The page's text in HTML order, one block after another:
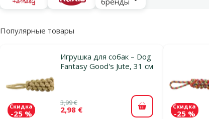
Популярные товары
Игрушка для собак – Dog
Fantasy Good's Jute, 31 см
3,99 €
2,98 €
Скидка
-25 % В корзинуСкидка
-25 %